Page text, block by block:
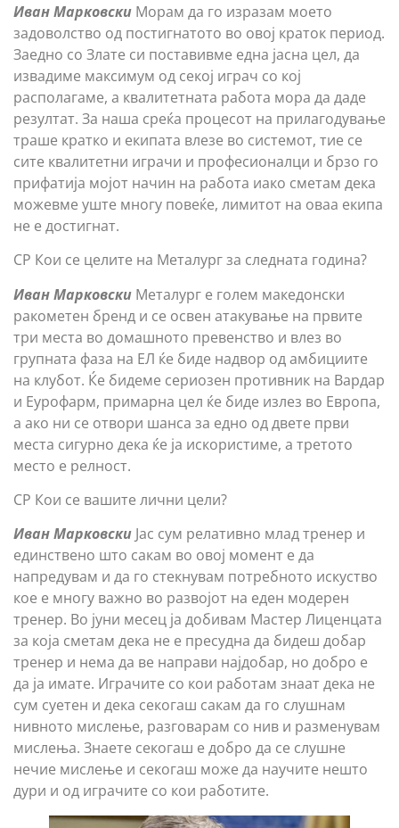
Иван Марковски Морам да го изразам моето
задоволство од постигнатото во овој краток период.
Заедно со Злате си поставивме една јасна цел, да
извадиме максимум од секој играч со кој
располагаме, а квалитетната работа мора да даде
резултат. За наша среќа процесот на прилагодување
траше кратко и екипата влезе во системот, тие се
сите квалитетни играчи и професионалци и брзо го
прифатија мојот начин на работа иако сметам дека
можевме уште многу повеќе, лимитот на оваа екипа
не е достигнат.
СР Кои се целите на Металург за следната година?
Иван Марковски Металург е голем македонски
ракометен бренд и се освен атакување на првите
три места во домашното превенство и влез во
групната фаза на ЕЛ ќе биде надвор од амбициите
на клубот. Ќе бидеме сериозен противник на Вардар
и Еурофарм, примарна цел ќе биде излез во Европа,
а ако ни се отвори шанса за едно од двете први
места сигурно дека ќе ја искористиме, а третото
место е релност.
СР Кои се вашите лични цели?
Иван Марковски Јас сум релативно млад тренер и
единствено што сакам во овој момент е да
напредувам и да го стекнувам потребното искуство
кое е многу важно во развојот на еден модерен
тренер. Во јуни месец ја добивам Мастер Лиценцата
за која сметам дека не е пресудна да бидеш добар
тренер и нема да ве направи најдобар, но добро е
да ја имате. Играчите со кои работам знаат дека не
сум суетен и дека секогаш сакам да го слушнам
нивното мислење, разговарам со нив и разменувам
мислења. Знаете секогаш е добро да се слушне
нечие мислење и секогаш може да научите нешто
дури и од играчите со кои работите.